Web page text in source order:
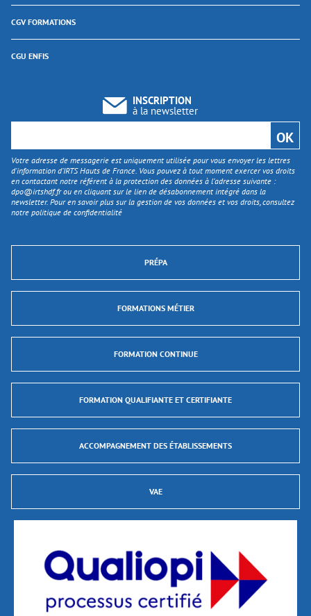
CGV FORMATIONS
CGU ENFIS
INSCRIPTION
à la newsletter
Votre adresse de messagerie est uniquement utilisée pour vous envoyer les lettres
d'information d’IRTS Hauts de France. Vous pouvez à tout moment exercer vos droits
en contactant notre référent à la protection des données à l’adresse suivante :
dpo@irtshdf.frou en cliquant sur le lien de désabonnement intégré dans la
newsletter. Pour en savoir plus sur la gestion de vos données et vos droits, consultez
notre politique de confidentialité
PRÉPA
FORMATIONS MÉTIER
FORMATION CONTINUE
FORMATION QUALIFIANTE ET CERTIFIANTE
ACCOMPAGNEMENT DES ÉTABLISSEMENTS
VAE